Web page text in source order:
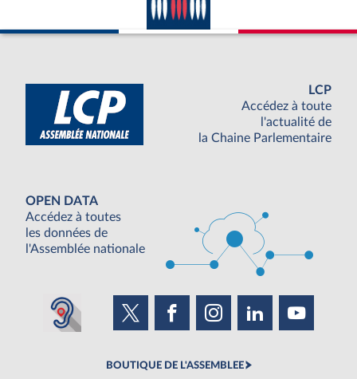
LCP
Accédez à toute
l'actualité de
la Chaine Parlementaire
OPEN DATA
Accédez à toutes
les données de
l'Assemblée nationale
BOUTIQUE DE L'ASSEMBLEE